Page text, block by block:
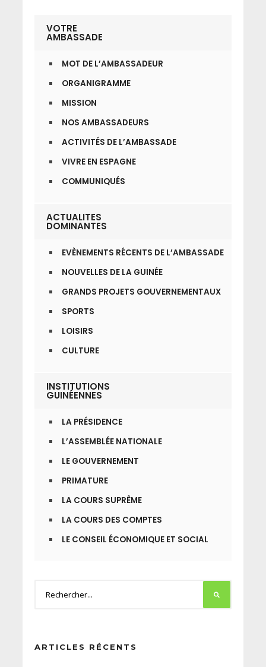
VOTRE
AMBASSADE
MOT DE L’AMBASSADEUR
ORGANIGRAMME
MISSION
NOS AMBASSADEURS
ACTIVITÉS DE L’AMBASSADE
VIVRE EN ESPAGNE
COMMUNIQUÉS
ACTUALITES
DOMINANTES
EVÈNEMENTS RÉCENTS DE L’AMBASSADE
NOUVELLES DE LA GUINÉE
GRANDS PROJETS GOUVERNEMENTAUX
SPORTS
LOISIRS
CULTURE
INSTITUTIONS
GUINÉENNES
LA PRÉSIDENCE
L’ASSEMBLÉE NATIONALE
LE GOUVERNEMENT
PRIMATURE
LA COURS SUPRÊME
LA COURS DES COMPTES
LE CONSEIL ÉCONOMIQUE ET SOCIAL
ARTICLES RÉCENTS